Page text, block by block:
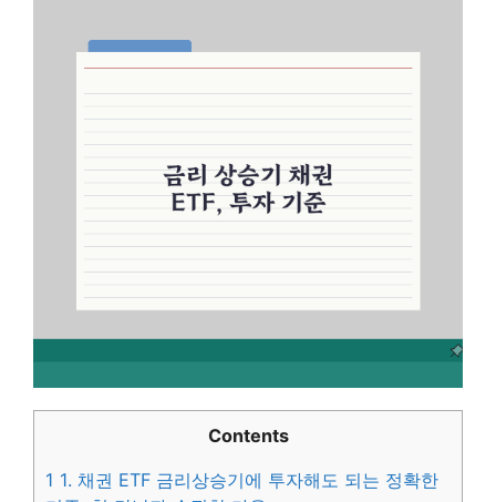
Contents
1 1. 채권 ETF 금리상승기에 투자해도 되는 정확한